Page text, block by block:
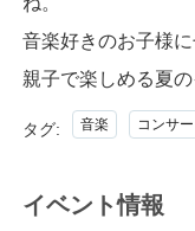
音楽好きのお子様
親子で楽しめる夏の
タグ: 音楽 コンサー
イベント情報